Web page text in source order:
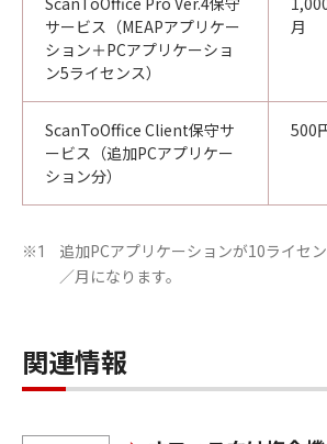
サービス（MEAPアプリケー
ション＋PCアプリケーショ
ン5ライセンス）
月
ScanToOffice Client保守サ
ービス（追加PCアプリケー
ション分）
500
※1
追加PCアプリケーションが10ライセ
／月になります。
関連情報